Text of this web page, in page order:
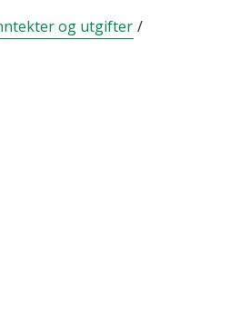
og utgifter /